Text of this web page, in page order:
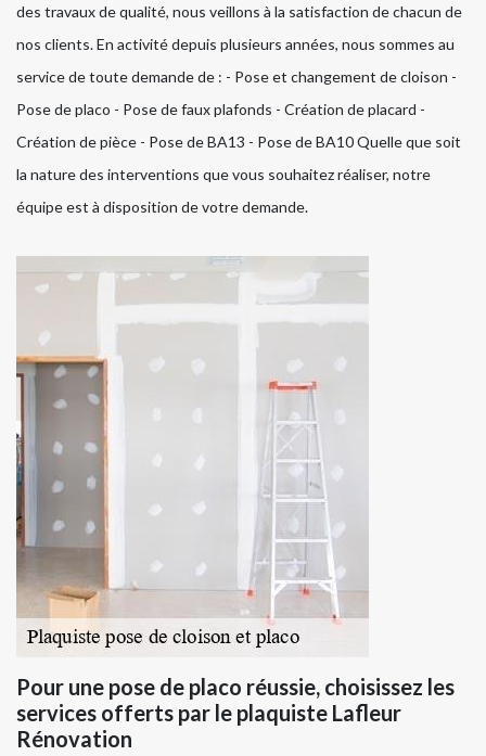
des travaux de qualité, nous veillons à la satisfaction de chacun de
nos clients. En activité depuis plusieurs années, nous sommes au
service de toute demande de : - Pose et changement de cloison -
Pose de placo - Pose de faux plafonds - Création de placard -
Création de pièce - Pose de BA13 - Pose de BA10 Quelle que soit
la nature des interventions que vous souhaitez réaliser, notre
équipe est à disposition de votre demande.
Pour une pose de placo réussie, choisissez les
services offerts par le plaquiste Lafleur
Rénovation